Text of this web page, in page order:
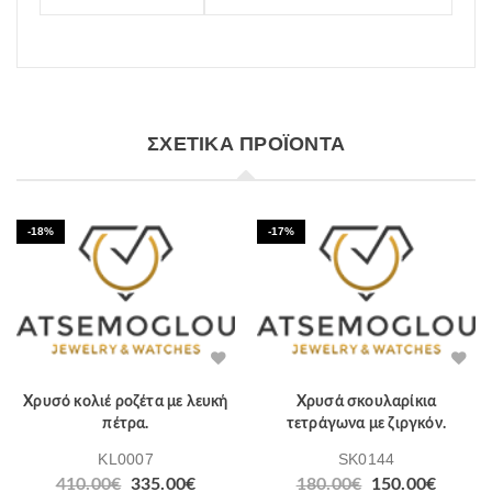
ΣΧΕΤΙΚΆ ΠΡΟΪΌΝΤΑ
-18%
Χρυσό κολιέ ροζέτα με λευκή
πέτρα.
KL0007
410.00€ Original
335.00€
-17%
Χρυσά σκουλαρίκια
τετράγωνα με ζιργκόν.
SK0144
180.00€
Original
150.00€